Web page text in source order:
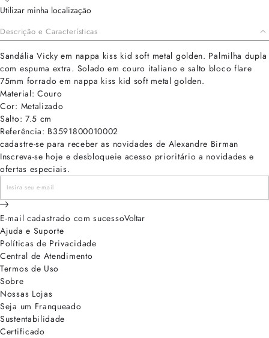
Utilizar minha localização
Descrição e Características
Sandália Vicky em nappa kiss kid soft metal golden. Palmilha dupla
com espuma extra. Solado em couro italiano e salto bloco flare
75mm forrado em nappa kiss kid soft metal golden.
Material: Couro
Cor: Metalizado
Salto: 7.5 cm
Referência: B3591800010002
cadastre-se para receber as novidades de Alexandre Birman
Inscreva-se hoje e desbloqueie acesso prioritário a novidades e
ofertas especiais.
E-mail cadastrado com sucessoVoltar
Ajuda e Suporte
Políticas de Privacidade
Central de Atendimento
Termos de Uso
Sobre
Nossas Lojas
Seja um Franqueado
Sustentabilidade
Certificado